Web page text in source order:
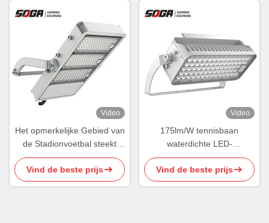
Video
Het opmerkelijke Gebied van
de Stadionvoetbal steekt
Asymmetrische Vrije Trilling
aan
Vind de beste prijs
Video
175lm/W tennisbaan
waterdichte LED-
schijnwerpers asymmetrisch
gestroomlijnd
Vind de beste prijs